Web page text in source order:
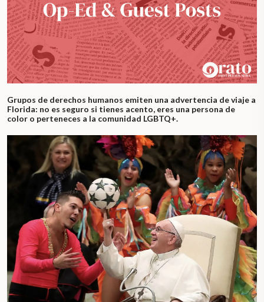
Grupos de derechos humanos emiten una advertencia de viaje a
Florida: no es seguro si tienes acento, eres una persona de
color o perteneces a la comunidad LGBTQ+.